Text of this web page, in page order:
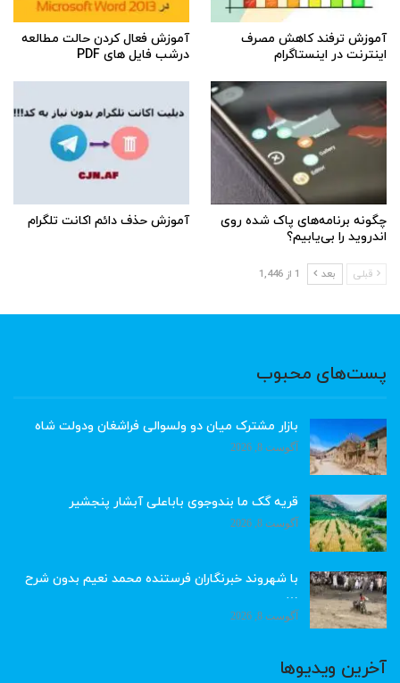
آموزش ترفند کاهش مصرف
اینترنت در اینستاگرام
آموزش فعال کردن حالت مطالعه
درشب فایل های PDF
چگونه برنامه‌های پاک شده روی
اندروید را بی‌یابیم؟
آموزش حذف دائم اکانت تلگرام
قبلی بعد 1 از 1,446
پست‌های محبوب
بازار مشترک میان دو ولسوالی فراشغان ودولت شاه
آگوست 8, 2026
قریه گک ما بندوجوی باباعلی آبشار پنجشیر
آگوست 8, 2026
با شهروند خبرنگاران فرستنده محمد نعیم بدون شرح
…
آگوست 8, 2026
آخرین ویدیوها